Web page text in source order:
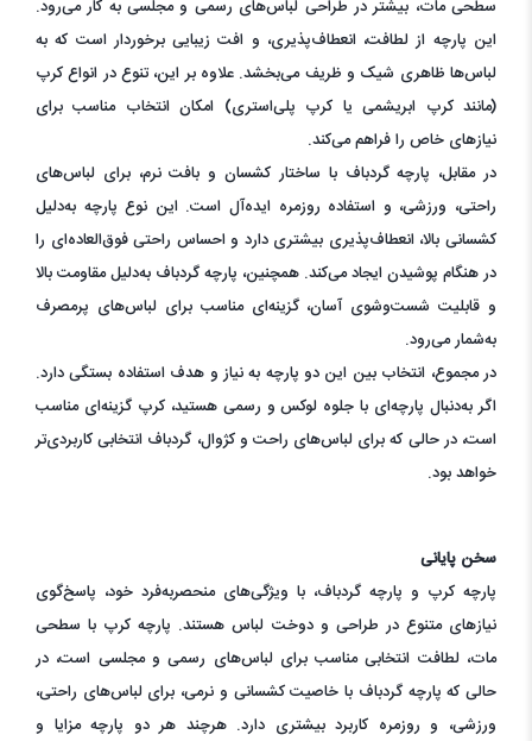
سطحی مات، بیشتر در طراحی لباس‌های رسمی و مجلسی به کار می‌رود.
این پارچه از لطافت، انعطاف‌پذیری، و افت زیبایی برخوردار است که به
لباس‌ها ظاهری شیک و ظریف می‌بخشد. علاوه بر این، تنوع در انواع کرپ
(مانند کرپ ابریشمی یا کرپ پلی‌استری) امکان انتخاب مناسب برای
نیازهای خاص را فراهم می‌کند.
در مقابل، پارچه گردباف با ساختار کشسان و بافت نرم، برای لباس‌های
راحتی، ورزشی، و استفاده روزمره ایده‌آل است. این نوع پارچه به‌دلیل
کشسانی بالا، انعطاف‌پذیری بیشتری دارد و احساس راحتی فوق‌العاده‌ای را
در هنگام پوشیدن ایجاد می‌کند. همچنین، پارچه گردباف به‌دلیل مقاومت بالا
و قابلیت شست‌وشوی آسان، گزینه‌ای مناسب برای لباس‌های پرمصرف
به‌شمار می‌رود.
در مجموع، انتخاب بین این دو پارچه به نیاز و هدف استفاده بستگی دارد.
اگر به‌دنبال پارچه‌ای با جلوه لوکس و رسمی هستید، کرپ گزینه‌ای مناسب
است، در حالی که برای لباس‌های راحت و کژوال، گردباف انتخابی کاربردی‌تر
خواهد بود.
سخن پایانی
پارچه کرپ و پارچه گردباف، با ویژگی‌های منحصربه‌فرد خود، پاسخ‌گوی
نیازهای متنوع در طراحی و دوخت لباس هستند. پارچه کرپ با سطحی
مات، لطافت انتخابی مناسب برای لباس‌های رسمی و مجلسی است، در
حالی که پارچه گردباف با خاصیت کشسانی و نرمی، برای لباس‌های راحتی،
ورزشی، و روزمره کاربرد بیشتری دارد. هرچند هر دو پارچه مزایا و